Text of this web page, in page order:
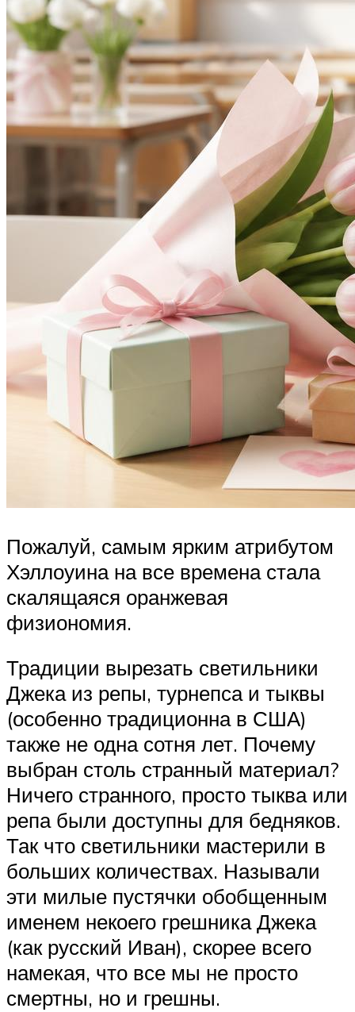
Пожалуй, самым ярким атрибутом
Хэллоуина на все времена стала
скалящаяся оранжевая
физиономия.
Традиции вырезать светильники
Джека из репы, турнепса и тыквы
(особенно традиционна в США)
также не одна сотня лет. Почему
выбран столь странный материал?
Ничего странного, просто тыква или
репа были доступны для бедняков.
Так что светильники мастерили в
больших количествах. Называли
эти милые пустячки обобщенным
именем некоего грешника Джека
(как русский Иван), скорее всего
намекая, что все мы не просто
смертны, но и грешны.